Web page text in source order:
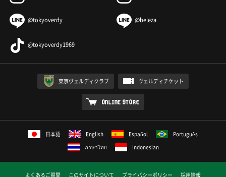
@tokyoverdy @beleza
@tokyoverdy1969
東京ヴェルディクラブ ヴェルディチケット
ONLINE STORE
日本語 English Español
Português
ภาษาไทย
Indonesian
よくあるご質問 このサイトについて プライバシーポリシー 採用情報